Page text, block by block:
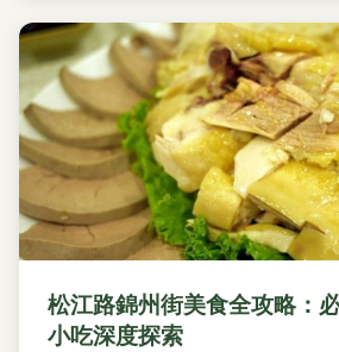
松江路錦州街美食全攻略：
小吃深度探索